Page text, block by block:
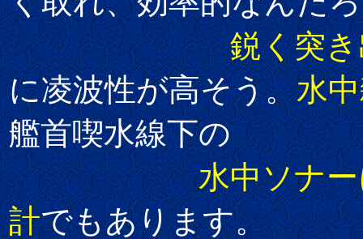
鋭く突
に凌波性が高そう。水
艦首喫水線下の
水中ソナ
計でもあります。